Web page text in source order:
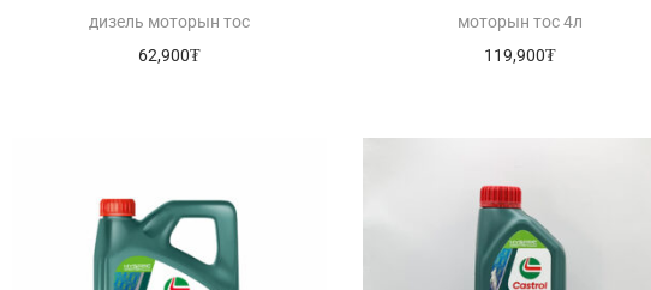
дизель моторын тос
62,900₮
моторын тос 4л
119,900₮